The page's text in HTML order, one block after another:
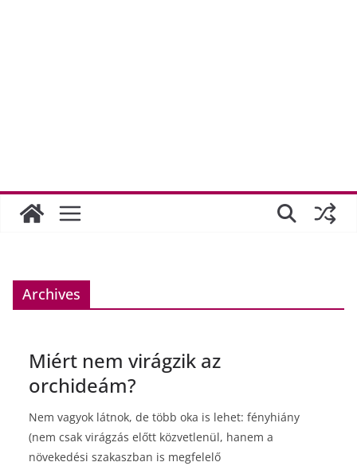
Archives
Miért nem virágzik az
orchideám?
Nem vagyok látnok, de több oka is lehet: fényhiány
(nem csak virágzás előtt közvetlenül, hanem a
növekedési szakaszban is megfelelő